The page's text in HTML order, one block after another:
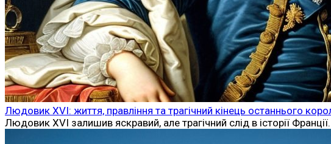
Людовик XVI: життя, правління та трагічний кінець останнього
Людовик XVI залишив яскравий, але трагічний слід в історії